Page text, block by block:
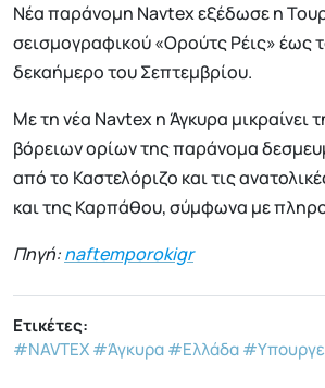
Νέα παράνομη Navtex εξέδωσε η
σεισμογραφικού «Ορούτς Ρέις» έως
δεκαήμερο του Σεπτεμβρίου.
Με τη νέα Navtex η Άγκυρα μικραίνει
βόρειων ορίων της παράνομα
από το Καστελόριζο και τις
και της Καρπάθου, σύμφωνα με
Πηγή:naftemporokigr
Ετικέτες:
#NAVTEX#Άγκυρα#Ελλάδα